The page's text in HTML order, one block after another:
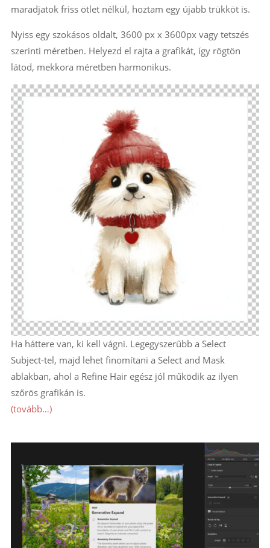
maradjatok friss ötlet nélkül, hoztam egy újabb trükköt is.
Nyiss egy szokásos oldalt, 3600 px x 3600px vagy tetszés
szerinti méretben. Helyezd el rajta a grafikát, így rögtön
látod, mekkora méretben harmonikus.
Ha háttere van, ki kell vágni. Legegyszerűbb a Select
Subject-tel, majd lehet finomítani a Select and Mask
ablakban, ahol a Refine Hair egész jól működik az ilyen
szőrös grafikán is.
(tovább…)